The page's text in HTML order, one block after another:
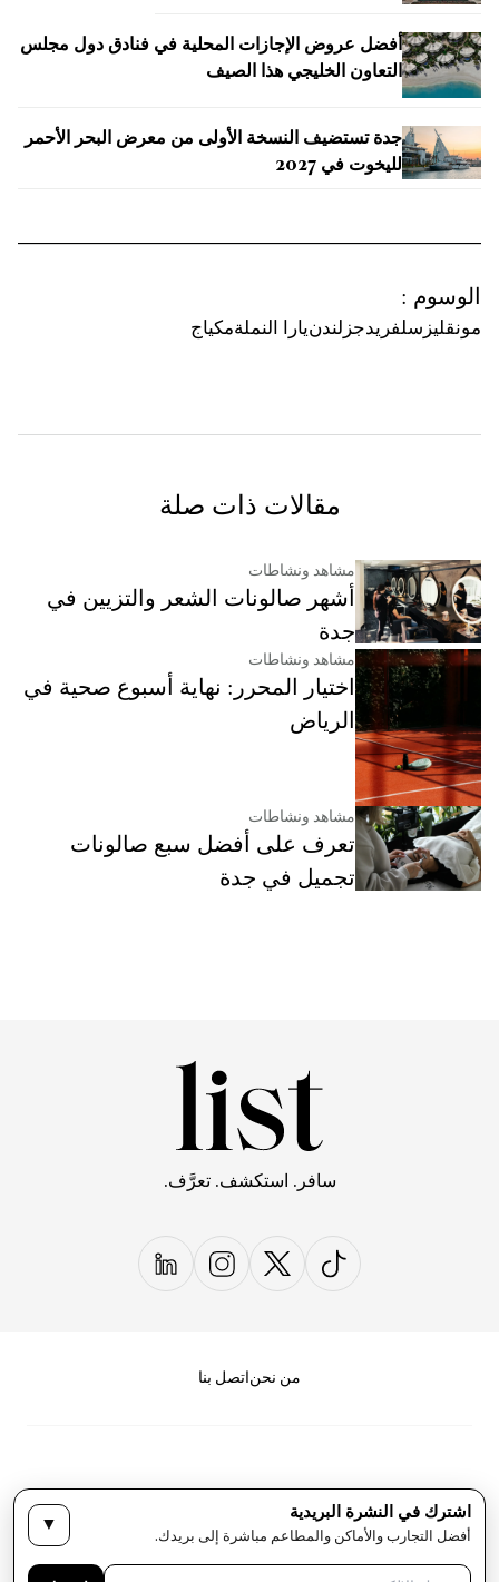
أفضل عروض الإجازات المحلية في فنادق دول مجلس
التعاون الخليجي هذا الصيف
جدة تستضيف النسخة الأولى من معرض البحر الأحمر
لليخوت في 2027
الوسوم :
مونقليز سلفريدجز لندنيارا النملةمكياج
مقالات ذات صلة
مشاهد ونشاطات
أشهر صالونات الشعر والتزيين في
جدة
مشاهد ونشاطات
اختيار المحرر: نهاية أسبوع صحية في
الرياض
مشاهد ونشاطات
تعرف على أفضل سبع صالونات
تجميل في جدة
سافر. استكشف. تعرَّف.
من نحن اتصل بنا
سياسة الخصوصية
الأحكام والشروط
حقوق النشر لمجلة LIST كل الحقوق محفوظة
اشترك في النشرة البريدية
أفضل التجارب والأماكن والمطاعم مباشرة إلى بريدك.
▼